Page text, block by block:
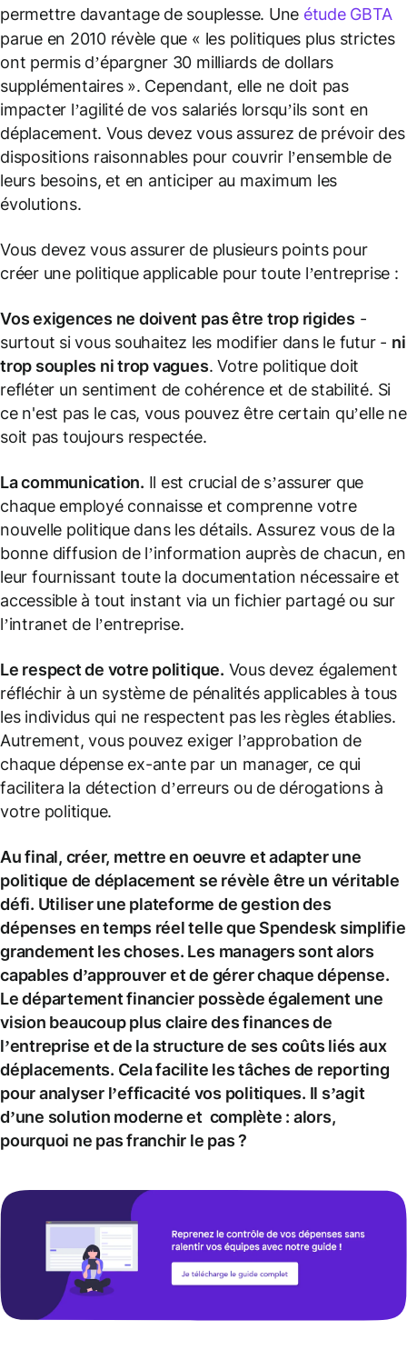
permettre davantage de souplesse. Une étude GBTA
parue en 2010 révèle que « les politiques plus strictes
ont permis d’épargner 30 milliards de dollars
supplémentaires ». Cependant, elle ne doit pas
impacter l’agilité de vos salariés lorsqu’ils sont en
déplacement. Vous devez vous assurez de prévoir des
dispositions raisonnables pour couvrir l’ensemble de
leurs besoins, et en anticiper au maximum les
évolutions.
Vous devez vous assurer de plusieurs points pour
créer une politique applicable pour toute l’entreprise :
Vos exigences ne doivent pas être trop rigides -
surtout si vous souhaitez les modifier dans le futur - ni
trop souples ni trop vagues. Votre politique doit
refléter un sentiment de cohérence et de stabilité. Si
ce n'est pas le cas, vous pouvez être certain qu’elle ne
soit pas toujours respectée.
La communication. Il est crucial de s’assurer que
chaque employé connaisse et comprenne votre
nouvelle politique dans les détails. Assurez vous de la
bonne diffusion de l’information auprès de chacun, en
leur fournissant toute la documentation nécessaire et
accessible à tout instant via un fichier partagé ou sur
l’intranet de l’entreprise.
Le respect de votre politique. Vous devez également
réfléchir à un système de pénalités applicables à tous
les individus qui ne respectent pas les règles établies.
Autrement, vous pouvez exiger l’approbation de
chaque dépense ex-ante par un manager, ce qui
facilitera la détection d’erreurs ou de dérogations à
votre politique.
Au final, créer, mettre en oeuvre et adapter une
politique de déplacement se révèle être un véritable
défi. Utiliser une plateforme de gestion des
dépenses en temps réel telle que Spendesk simplifie
grandement les choses. Les managers sont alors
capables d’approuver et de gérer chaque dépense.
Le département financier possède également une
vision beaucoup plus claire des finances de
l’entreprise et de la structure de ses coûts liés aux
déplacements. Cela facilite les tâches de reporting
pour analyser l’efficacité vos politiques. Il s’agit
d’une solution moderne et complète : alors,
pourquoi ne pas franchir le pas ?